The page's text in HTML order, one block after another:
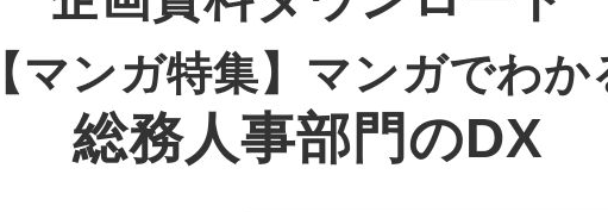
【マンガ特集】マンガでわか
総務人事部門のDX